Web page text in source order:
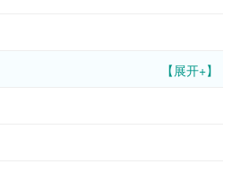
【展开+】